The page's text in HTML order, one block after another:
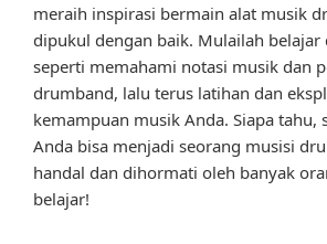
meraih inspirasi bermain alat musik
dipukul dengan baik. Mulailah belajar
seperti memahami notasi musik dan
drumband, lalu terus latihan dan
kemampuan musik Anda. Siapa tahu,
Anda bisa menjadi seorang musisi
handal dan dihormati oleh banyak
belajar!